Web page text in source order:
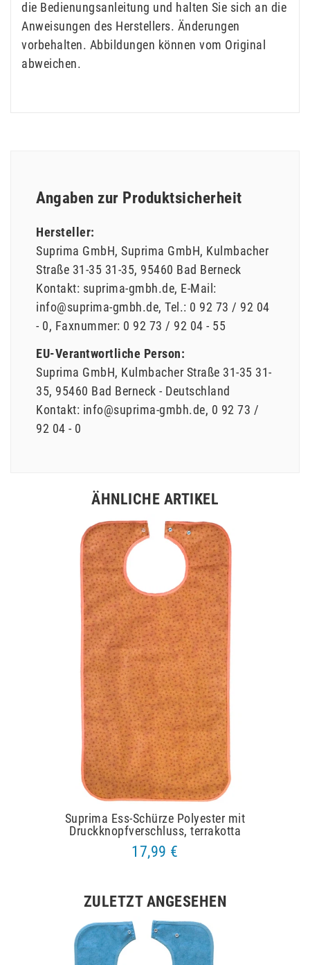
die Bedienungsanleitung und halten Sie sich an die
Anweisungen des Herstellers. Änderungen
vorbehalten. Abbildungen können vom Original
abweichen.
Angaben zur Produktsicherheit
Hersteller:
Suprima GmbH Suprima GmbH Kulmbacher
Straße 31-35 31-35 95460 Bad Berneck
Kontakt: suprima-gmbh.de E-Mail:
info@suprima-gmbh.de Tel.: 0 92 73 / 92 04
- 0 Faxnummer: 0 92 73 / 92 04 - 55
EU-Verantwortliche Person:
Suprima GmbH Kulmbacher Straße 31-35 31-
35 95460 Bad Berneck
Deutschland
Kontakt: info@suprima-gmbh.de 0 92 73 /
92 04 - 0
ÄHNLICHE ARTIKEL
Suprima Ess-Schürze Polyester mit
Druckknopfverschluss, terrakotta
17,99 €
ZULETZT ANGESEHEN